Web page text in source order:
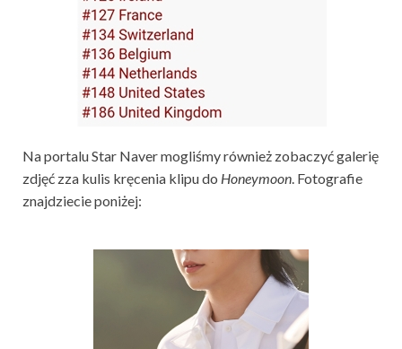
Na portalu Star Naver mogliśmy również zobaczyć galerię
zdjęć zza kulis kręcenia klipu do Honeymoon. Fotografie
znajdziecie poniżej: